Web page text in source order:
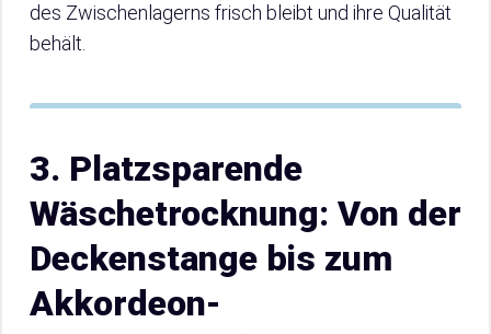
des Zwischenlagerns frisch bleibt und ihre Qualität
behält.
3. Platzsparende
Wäschetrocknung: Von der
Deckenstange bis zum
Akkordeon-